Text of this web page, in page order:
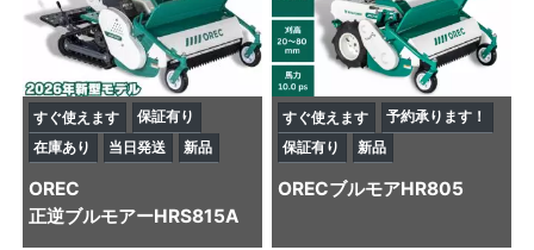
すぐ使えます
保証有り
在庫あり
当日発送 新品
OREC
正逆ブルモアーHRS815A
すぐ使えます
予約承ります！
保証有り
新品
ORECブルモアHR805